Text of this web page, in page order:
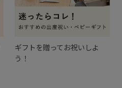
ギフトを贈ってお祝いしよ
う！